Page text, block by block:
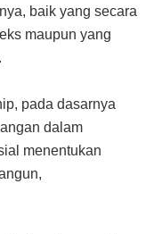
baik yang secara
maupun yang
pada dasarnya
dalam
menentukan